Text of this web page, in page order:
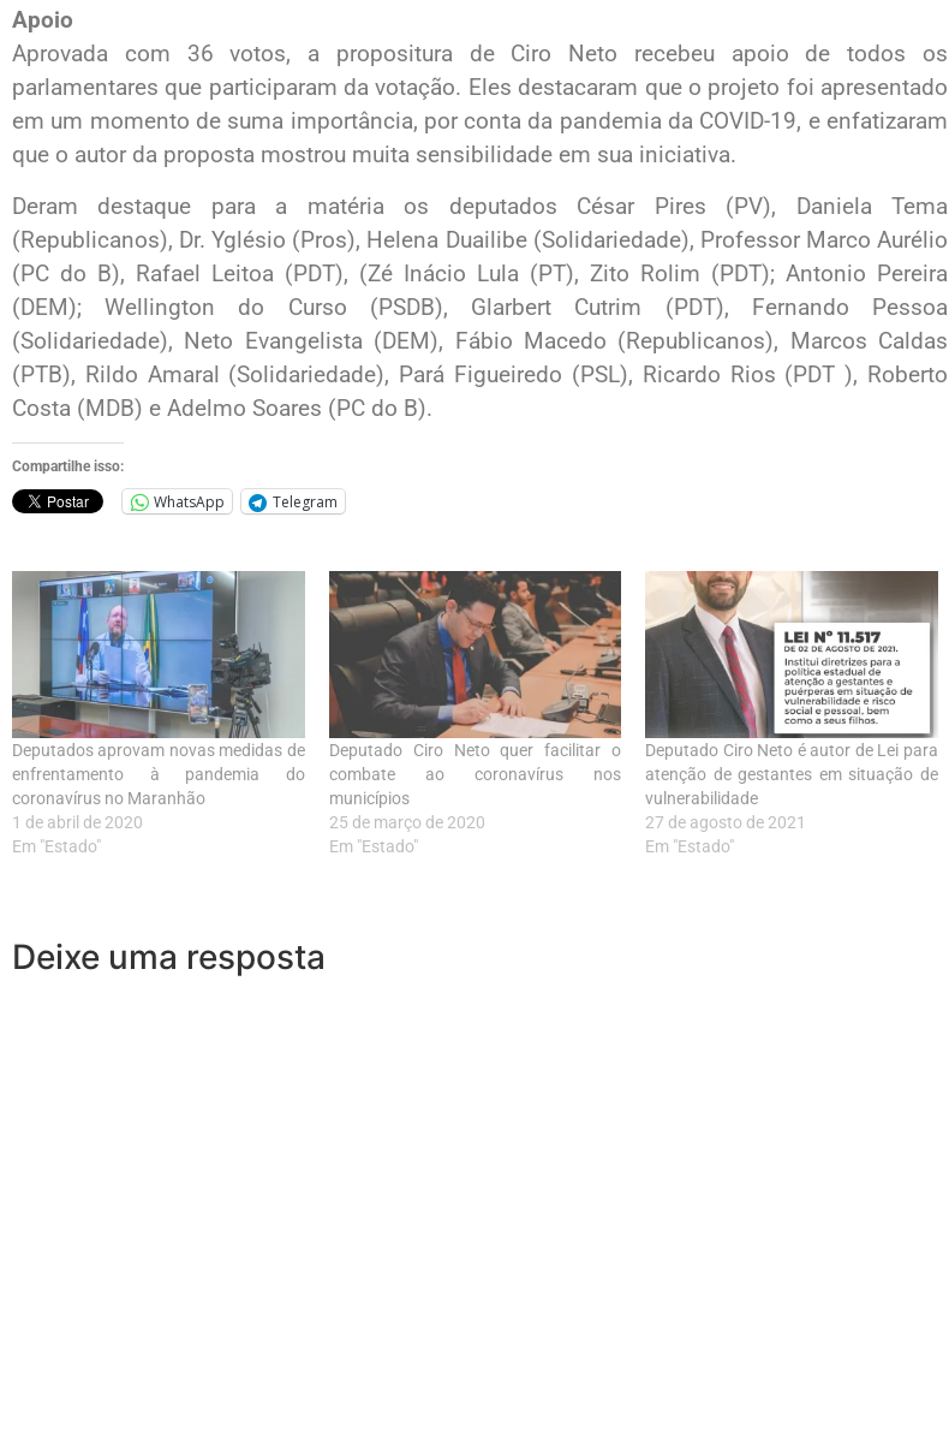
Apoio
Aprovada com 36 votos, a propositura de Ciro Neto recebeu apoio de todos os
parlamentares que participaram da votação. Eles destacaram que o projeto foi apresentado
em um momento de suma importância, por conta da pandemia da COVID-19, e enfatizaram
que o autor da proposta mostrou muita sensibilidade em sua iniciativa.
Deram destaque para a matéria os deputados César Pires (PV), Daniela Tema
(Republicanos), Dr. Yglésio (Pros), Helena Duailibe (Solidariedade), Professor Marco Aurélio
(PC do B), Rafael Leitoa (PDT), (Zé Inácio Lula (PT), Zito Rolim (PDT); Antonio Pereira
(DEM); Wellington do Curso (PSDB), Glarbert Cutrim (PDT), Fernando Pessoa
(Solidariedade), Neto Evangelista (DEM), Fábio Macedo (Republicanos), Marcos Caldas
(PTB), Rildo Amaral (Solidariedade), Pará Figueiredo (PSL), Ricardo Rios (PDT ), Roberto
Costa (MDB) e Adelmo Soares (PC do B).
Compartilhe isso:
WhatsApp Telegram
Deputados aprovam novas medidas de
enfrentamento à pandemia do
coronavírus no Maranhão
1 de abril de 2020
Em "Estado"
Deputado Ciro Neto quer facilitar o
combate ao coronavírus nos
municípios
25 de março de 2020
Em "Estado"
Deputado Ciro Neto é autor de Lei para
atenção de gestantes em situação de
vulnerabilidade
27 de agosto de 2021
Em "Estado"
Deixe uma resposta